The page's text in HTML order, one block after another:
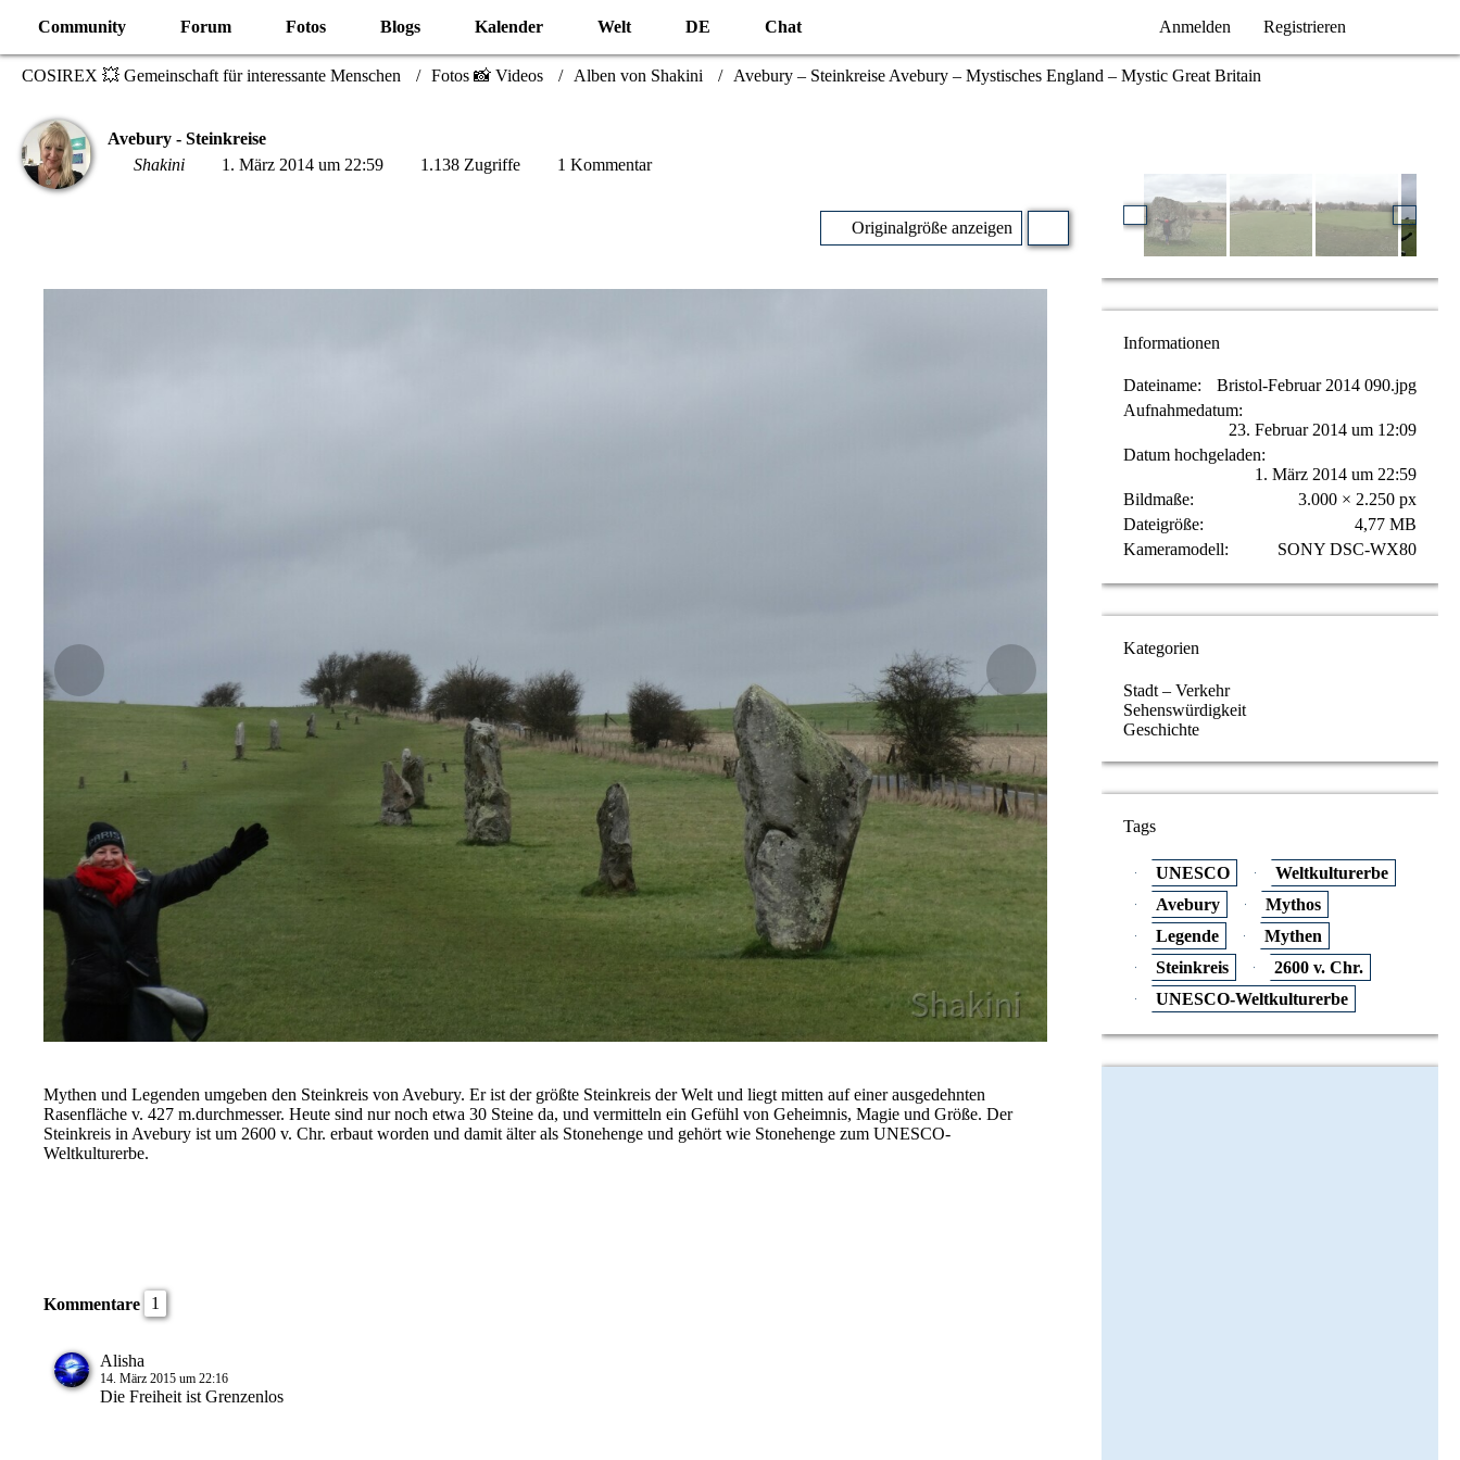
Community Forum Fotos Blogs Kalender Welt DE Chat Anmelden Registrieren
COSIREX 💥 Gemeinschaft für interessante Menschen Fotos 📸 Videos Alben von Shakini Avebury – Steinkreise Avebury – Mystisches England – Mystic Great Britain
Avebury - Steinkreise
Shakini
1. März 2014 um 22:59 1.138 Zugriffe 1 Kommentar
Originalgröße anzeigen
Mythen und Legenden umgeben den Steinkreis von Avebury. Er ist der größte Steinkreis der Welt und liegt mitten auf einer ausgedehnten
Rasenfläche v. 427 m.durchmesser. Heute sind nur noch etwa 30 Steine da, und vermitteln ein Gefühl von Geheimnis, Magie und Größe. Der
Steinkreis in Avebury ist um 2600 v. Chr. erbaut worden und damit älter als Stonehenge und gehört wie Stonehenge zum UNESCO-
Weltkulturerbe.
Kommentare 1
Alisha
14. März 2015 um 22:16
Die Freiheit ist Grenzenlos
Informationen
Dateiname
Bristol-Februar 2014 090.jpg
Aufnahmedatum
23. Februar 2014 um 12:09
Datum hochgeladen
1. März 2014 um 22:59
Bildmaße
3.000 × 2.250 px
Dateigröße
4,77 MB
Kameramodell
SONY DSC-WX80
Kategorien
Stadt – Verkehr
Sehenswürdigkeit
Geschichte
Tags
UNESCO
Weltkulturerbe
Avebury
Mythos
Legende
Mythen
Steinkreis
2600 v. Chr.
UNESCO-Weltkulturerbe